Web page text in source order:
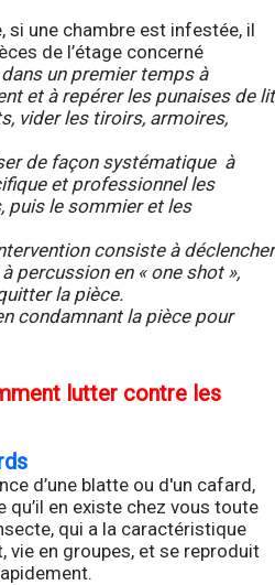
si une chambre est infestée, il
de l’étage concerné
un premier temps à
et à repérer les punaises de lit
vider les tiroirs, armoires,
de façon systématique à
et professionnel les
puis le sommier et les
consiste à déclencher
percussion en « one shot »,
la pièce.
condamnant la pièce pour
lutter contre les
d’une blatte ou d'un cafard,
en existe chez vous toute
qui a la caractéristique
vie en groupes, et se reproduit